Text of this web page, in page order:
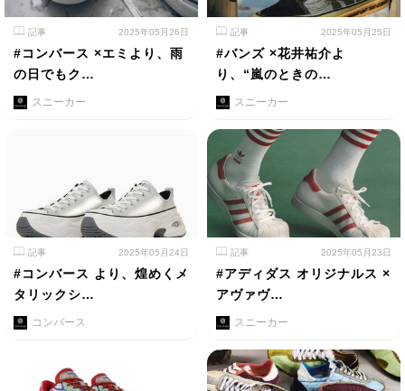
記事 2025年05月26日
#コンバース ×エミより、雨
の日でもク…
スニーカー
記事 2025年05月25日
#バンズ ×花井祐介よ
り、“嵐のときの…
スニーカー
記事 2025年05月24日
#コンバース より、煌めくメ
タリックシ…
コンバース
記事 2025年05月23日
#アディダス オリジナルス ×
アヴァヴ…
スニーカー